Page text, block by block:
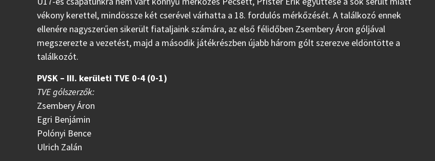
vékony kerettel, mindössze két cserével várhatta a 18. fordulós mérkőzését. A találkozó ennek
ellenére nagyszerűen sikerült fiataljaink számára, az első félidőben Zsembery Áron góljával
megszerezte a vezetést, majd a második játékrészben újabb három gólt szerezve eldöntötte a
találkozót.
PVSK – III. kerületi TVE 0-4 (0-1)
TVE gólszerzők:
Zsembery Áron
Egri Benjámin
Polónyi Bence
Ulrich Zalán